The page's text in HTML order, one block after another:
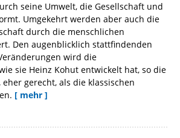
seine Umwelt, die Gesellschaft und
Umgekehrt werden aber auch die
durch die menschlichen
Den augenblicklich stattfindenden
wird die
sie Heinz Kohut entwickelt hat, so die
eher gerecht, als die klassischen
[ mehr ]